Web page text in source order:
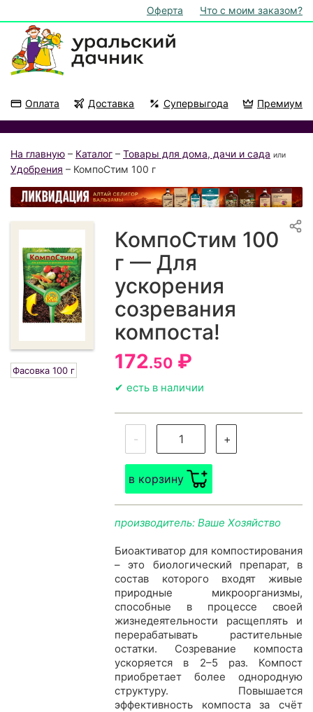
Оферта Что с моим заказом?
Оплата Доставка Супервыгода Премиум
На главную – Каталог – Товары для дома, дачи и сада или
Удобрения – КомпоСтим 100 г
Фасовка 100 г
КомпоСтим 100
г — Для
ускорения
созревания
компоста!
172.50 ₽
✔ есть в наличии
- +
в корзину
производитель: Ваше Хозяйство
Биоактиватор для компостирования
– это биологичес­кий препарат, в
состав которого входят живые
природные ми­кроорганизмы,
способные в процессе своей
жизнедеятель­ности расщеплять и
перерабатывать растительные
остатки. Созревание компоста
ускоряется в 2–5 раз. Компост
приобретает более однородную
структуру. Повышается
эффективность компоста за счёт